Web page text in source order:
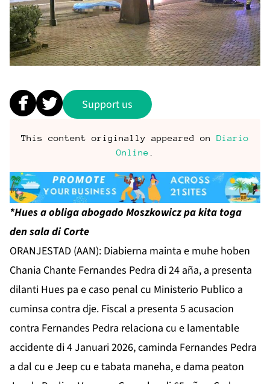
Support us
This content originally appeared on Diario
Online
*Hues a obliga abogado Moszkowicz pa kita toga
den sala di Corte
ORANJESTAD (AAN): Diabierna mainta e muhe hoben
Chania Chante Fernandes Pedra di 24 aña, a presenta
dilanti Hues pa e caso penal cu Ministerio Publico a
cuminsa contra dje. Fiscal a presenta 5 acusacion
contra Fernandes Pedra relaciona cu e lamentable
accidente di 4 Januari 2026, caminda Fernandes Pedra
a dal cu e Jeep cu e tabata maneha, e dama peaton